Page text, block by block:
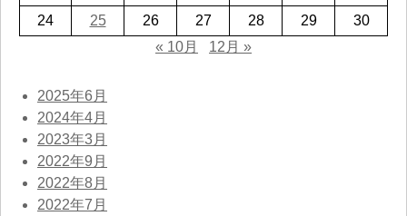
24
25 26 27 28 29
30
« 10月
12月 »
2025年6月
2024年4月
2023年3月
2022年9月
2022年8月
2022年7月